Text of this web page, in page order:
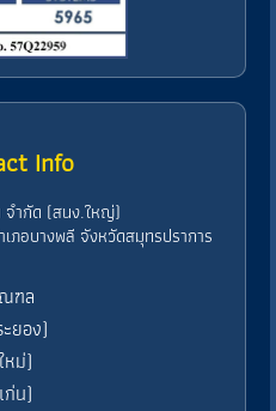
Info
จำกัด (สนง.ใหญ่)
ภอบางพลี จังหวัดสมุทรปราการ
ฑล
ยอง)
หม่)
ก่น)